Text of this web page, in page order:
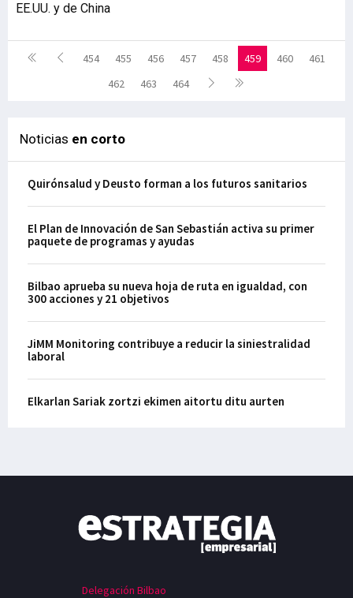
EE.UU. y de China
454 455 456 457 458 459 460
461
462
463 464
Noticias en corto
Quirónsalud y Deusto forman a los futuros sanitarios
El Plan de Innovación de San Sebastián activa su primer
paquete de programas y ayudas
Bilbao aprueba su nueva hoja de ruta en igualdad, con
300 acciones y 21 objetivos
JiMM Monitoring contribuye a reducir la siniestralidad
laboral
Elkarlan Sariak zortzi ekimen aitortu ditu aurten
Delegación Bilbao